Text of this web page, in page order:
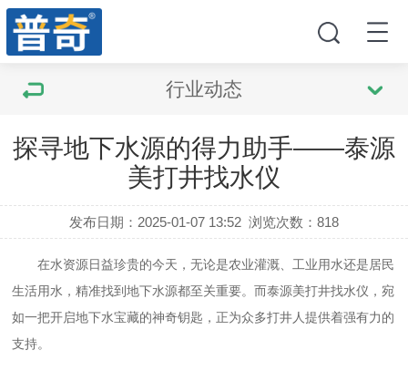
行业动态
探寻地下水源的得力助手——泰源
美打井找水仪
发布日期：2025-01-07 13:52 浏览次数：818
在水资源日益珍贵的今天，无论是农业灌溉、工业用水还是居民
生活用水，精准找到地下水源都至关重要。而泰源美打井找水仪，宛
如一把开启地下水宝藏的神奇钥匙，正为众多打井人提供着强有力的
支持。